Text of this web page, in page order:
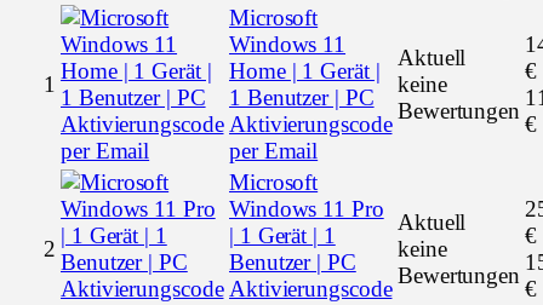
1
Microsoft
Windows 11
Home | 1 Gerät |
1 Benutzer | PC
Aktivierungscode
per Email
Aktuell
keine
Bewertungen
€
€
2
Microsoft
Windows 11 Pro
| 1 Gerät | 1
Benutzer | PC
Aktivierungscode
Aktuell
keine
Bewertungen
€
€